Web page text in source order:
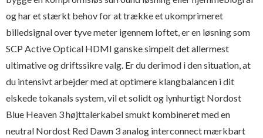
og har et stærkt behov for at trække et ukomprimeret
billedsignal over tyve meter igennem loftet, er en løsning som
SCP Active Optical HDMI ganske simpelt det allermest
ultimative og driftssikre valg. Er du derimod i den situation, at
du intensivt arbejder med at optimere klangbalancen i dit
elskede tokanals system, vil et solidt og lynhurtigt Nordost
Blue Heaven 3 højttalerkabel smukt kombineret med en
neutral Nordost Red Dawn 3 analog interconnect mærkbart